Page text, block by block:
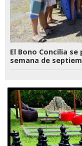
El Bono Concilia
semana de